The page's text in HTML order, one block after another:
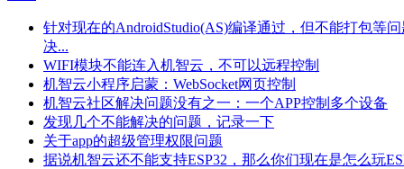
针对现在的AndroidStudio(AS)编译通过，但不能打包等
决...
WIFI模块不能连入机智云，不可以远程控制
机智云小程序启蒙：WebSocket网页控制
机智云社区解决问题没有之一：一个APP控制多个设备
发现几个不能解决的问题，记录一下
关于app的超级管理权限问题
据说机智云还不能支持ESP32，那么你们现在是怎么玩